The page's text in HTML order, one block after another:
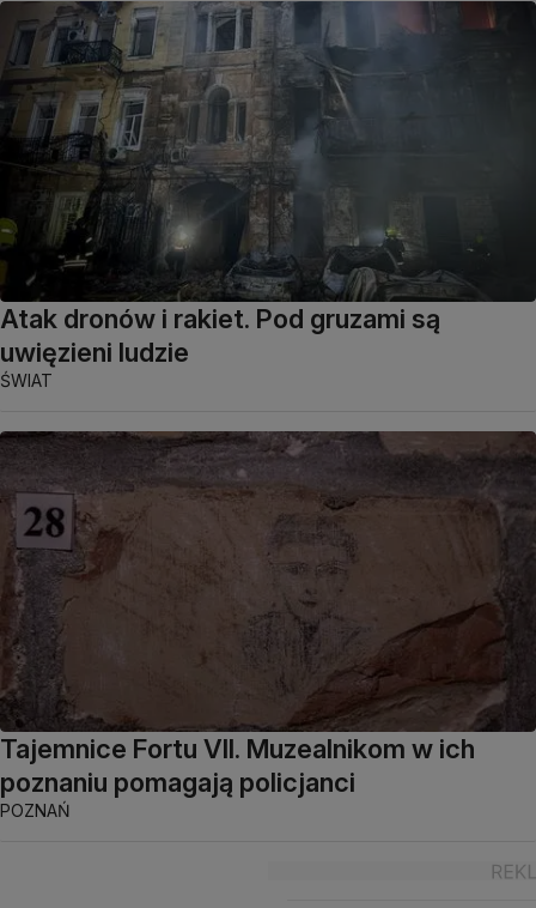
Atak dronów i rakiet. Pod gruzami są
uwięzieni ludzie
ŚWIAT
Tajemnice Fortu VII. Muzealnikom w ich
poznaniu pomagają policjanci
POZNAŃ